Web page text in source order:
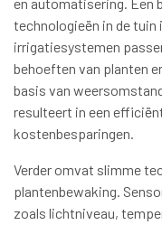
technologieën in de
irrigatiesystemen
behoeften van planten
basis van
resulteert in een
kostenbesparingen.
Verder omvat slimme
plantenbewaking.
zoals lichtniveau,